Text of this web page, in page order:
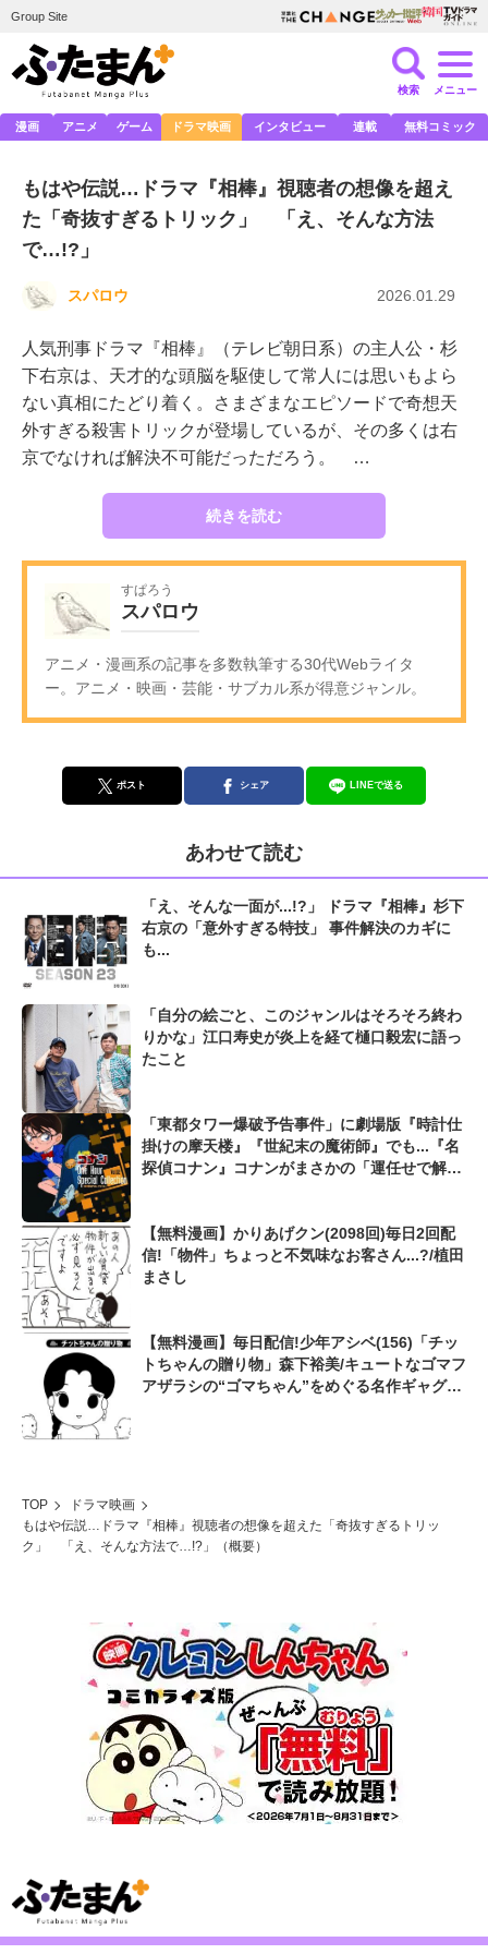
Group Site
検索 メニュー
漫画 アニメ ゲーム ドラマ映画 インタビュー 連載 無料コミック
もはや伝説…ドラマ『相棒』視聴者の想像を超え
た「奇抜すぎるトリック」 「え、そんな方法
で…!?」
スパロウ 2026.01.29
人気刑事ドラマ『相棒』（テレビ朝日系）の主人公・杉
下右京は、天才的な頭脳を駆使して常人には思いもよら
ない真相にたどり着く。さまざまなエピソードで奇想天
外すぎる殺害トリックが登場しているが、その多くは右
京でなければ解決不可能だっただろう。 …
続きを読む
すぱろう
スパロウ
アニメ・漫画系の記事を多数執筆する30代Webライタ
ー。アニメ・映画・芸能・サブカル系が得意ジャンル。
ポスト シェア LINEで送る
あわせて読む
「え、そんな一面が...!?」 ドラマ『相棒』杉下
右京の「意外すぎる特技」 事件解決のカギに
も...
「自分の絵ごと、このジャンルはそろそろ終わ
りかな」江口寿史が炎上を経て樋口毅宏に語っ
たこと
「東都タワー爆破予告事件」に劇場版『時計仕
掛けの摩天楼』『世紀末の魔術師』でも...『名
探偵コナン』コナンがまさかの「運任せで解決
【無料漫画】かりあげクン(2098回)毎日2回配
信!「物件」ちょっと不気味なお客さん...?/植田
まさし
【無料漫画】毎日配信!少年アシベ(156)「チッ
トちゃんの贈り物」森下裕美/キュートなゴマフ
アザラシの“ゴマちゃん”をめぐる名作ギャグ4
TOP
ドラマ映画
もはや伝説…ドラマ『相棒』視聴者の想像を超えた「奇抜すぎるトリッ
ク」 「え、そんな方法で…!?」（概要）